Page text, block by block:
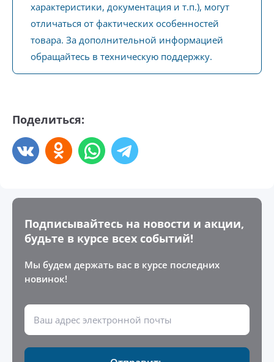
характеристики, документация и т.п.), могут
отличаться от фактических особенностей
товара. За дополнительной информацией
обращайтесь в техническую поддержку.
Поделиться:
Подписывайтесь на новости и акции,
будьте в курсе всех событий!
Мы будем держать вас в курсе последних
новинок!